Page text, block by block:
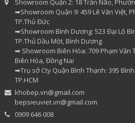
Showroom Quận 2: 18 Trần Não,
➡Showroom Quận 9: 459 Lê Văn Việt,
TP.Thủ Đức
➡Showroom Bình Dương: 523 Đại Lộ
TP.Thủ Dầu Một, Bình Dương
➡ Showroom Biên Hòa: 709 Phạm Văn
Biên Hòa, Đồng Nai
➡Trụ sở Cty Quận Bình Thạnh: 395
TP.HCM
khobep.vn@gmail.com
bepsieuviet.vn@gmail.com
0909 646 008